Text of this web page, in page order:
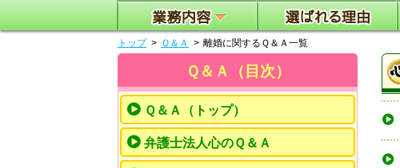
トップ Ｑ＆Ａ 離婚に関するＱ＆Ａ一覧
Ｑ＆Ａ（目次）
Ｑ＆Ａ（トップ）
弁護士法人心のＱ＆Ａ